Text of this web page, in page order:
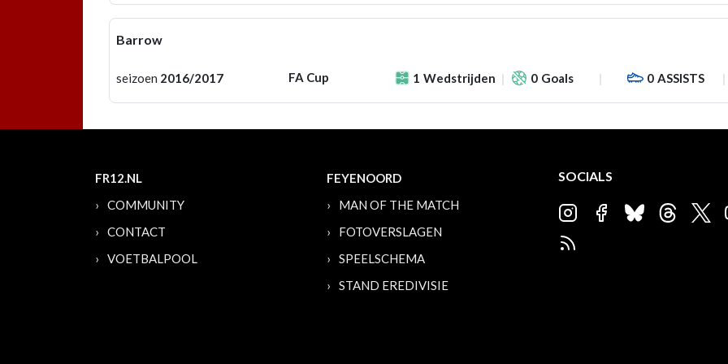
Barrow
seizoen 2016/2017 FA Cup 1 Wedstrijden 0 Goals 0 ASSISTS
FR12.NL
COMMUNITY
CONTACT
VOETBALPOOL
FEYENOORD
MAN OF THE MATCH
FOTOVERSLAGEN
SPEELSCHEMA
STAND EREDIVISIE
SOCIALS